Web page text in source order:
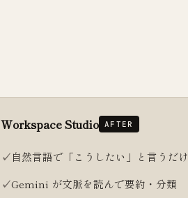
Workspace Studio AFTER
自然言語で「こうしたい」と言うだけ
Gemini が文脈を読んで要約・分類